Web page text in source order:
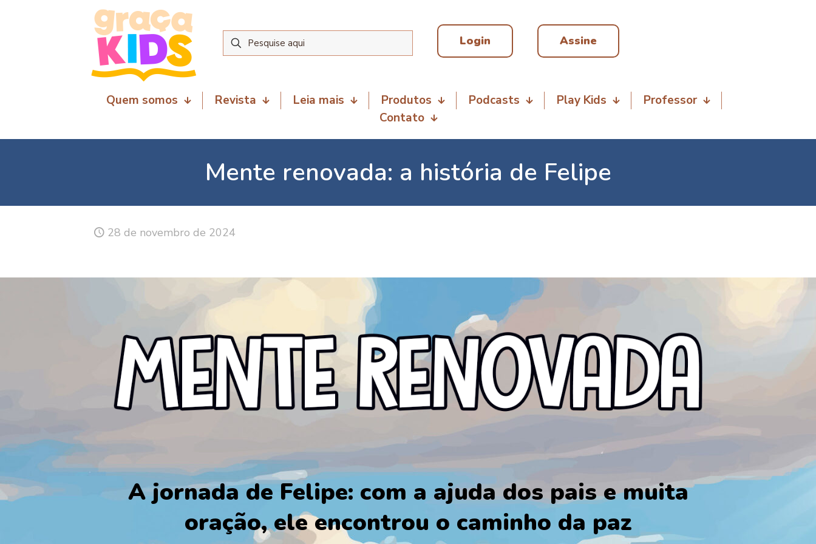
Login Assine
Quem somos Revista Leia mais Produtos Podcasts Play Kids
Professor
Contato
Mente renovada: a história de Felipe
28 de novembro de 2024
A jornada de Felipe: com a ajuda dos pais e muita
oração, ele encontrou o caminho da paz